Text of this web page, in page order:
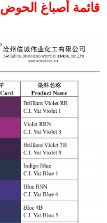
قائمة أصباغ الحوض